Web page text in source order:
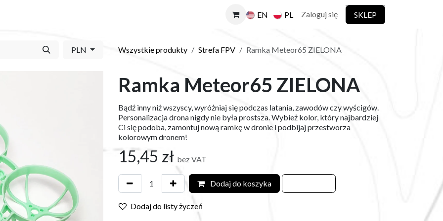
EN PL Zaloguj się SKLEP
PLN Wszystkie produkty Strefa FPV Ramka Meteor65 ZIELONA
Ramka Meteor65 ZIELONA
Bądź inny niż wszyscy, wyróżniaj się podczas latania, zawodów czy wyścigów.
Personalizacja drona nigdy nie była prostsza. Wybież kolor, który najbardziej
Ci się podoba, zamontuj nową ramkę w dronie i podbijaj przestworza
kolorowym dronem!
15,45 zł bez VAT
Dodaj do koszyka
Dodaj do listy życzeń